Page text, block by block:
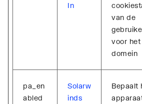
In
van de
voor
domein
pa_en
abled
Solarw
inds
Bepaalt